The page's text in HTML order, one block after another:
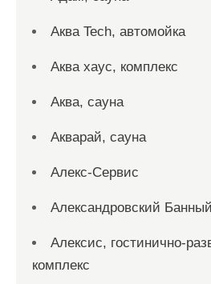
Аква Tech, автомойка
Аква хаус, комплекс
Аква, сауна
Акварай, сауна
Алекс-Сервис
Александровский
Алексис, гостинично-
комплекс